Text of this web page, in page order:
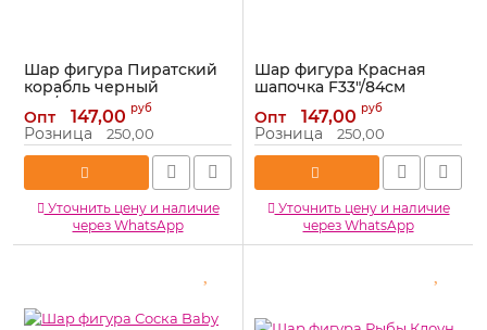
Шар фигура Пиратский
корабль черный
F41"/104см (Испания)
901669N
Артикул: 901669N
Опт 147,00 руб
Розница 250,00
Уточнить цену и наличие
через WhatsApp
Шар фигура Красная
шапочка F33"/84см
(Испания) 901755
Артикул: 901755
Опт 147,00 руб
Розница 250,00
Уточнить цену и наличие
через WhatsApp